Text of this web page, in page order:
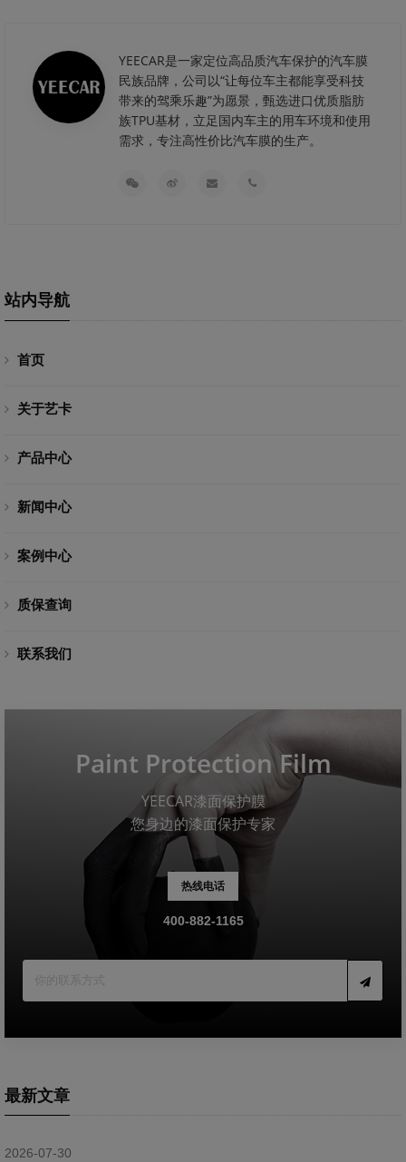
YEECAR是一家定位高品质汽车保护的汽车膜
民族品牌，公司以“让每位车主都能享受科技
带来的驾乘乐趣”为愿景，甄选进口优质脂肪
族TPU基材，立足国内车主的用车环境和使用
需求，专注高性价比汽车膜的生产。
站内导航
首页
关于艺卡
产品中心
新闻中心
案例中心
质保查询
联系我们
Paint Protection Film
YEECAR漆面保护膜
您身边的漆面保护专家
热线电话
400-882-1165
最新文章
2026-07-30